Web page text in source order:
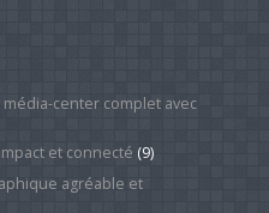
center complet avec
et connecté (9)
agréable et